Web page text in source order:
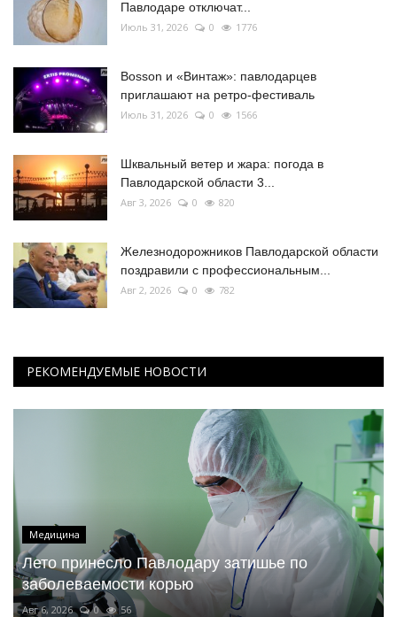
Павлодаре отключат...
Июль 31, 2026 0 1776
Bosson и «Винтаж»: павлодарцев
приглашают на ретро-фестиваль
Июль 31, 2026 0 1566
Шквальный ветер и жара: погода в
Павлодарской области 3...
Авг 3, 2026 0 820
Железнодорожников Павлодарской области
поздравили с профессиональным...
Авг 2, 2026 0 782
РЕКОМЕНДУЕМЫЕ НОВОСТИ
Медицина
Лето принесло Павлодару затишье по
заболеваемости корью
Авг 6, 2026 0 56